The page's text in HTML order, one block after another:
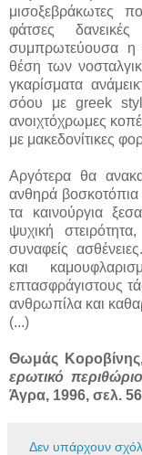
μισοξεβράκωτες
φάτσες
συμπρωτεύουσα η
θέση των
γκαρίσματα
σόου με greek
ανοιχτόχρωμες
με μακεδονίτικες
Αργότερα θα
ανθηρά
τα καινούργια
ψυχική
συναφείς
και
επτασφράγιστους
ανθρωπίλα και
(...)
Θωμάς
ερωτικό
Άγρα, 1996, σελ.
Δεν υπάρχουν